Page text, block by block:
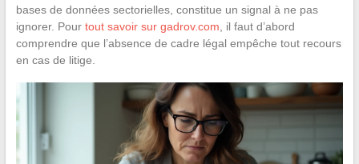
bases de données sectorielles, constitue un signal à ne pas
ignorer. Pour tout savoir sur gadrov.com , il faut d’abord
comprendre que l’absence de cadre légal empêche tout recours
en cas de litige.